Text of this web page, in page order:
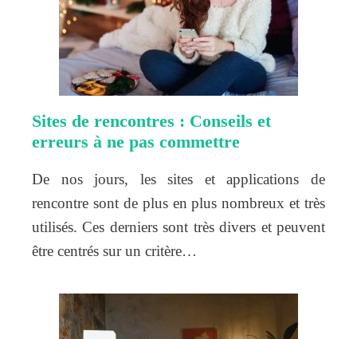
Sites de rencontres : Conseils et
erreurs à ne pas commettre
De nos jours, les sites et applications de
rencontre sont de plus en plus nombreux et très
utilisés. Ces derniers sont très divers et peuvent
être centrés sur un critère…